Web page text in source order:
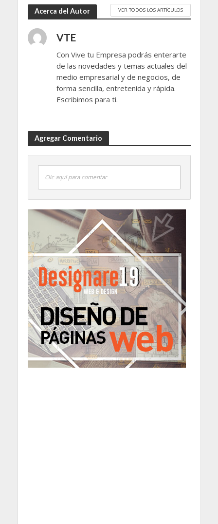
Acerca del Autor VER TODOS LOS ARTÍCULOS
VTE
Con Vive tu Empresa podrás enterarte
de las novedades y temas actuales del
medio empresarial y de negocios, de
forma sencilla, entretenida y rápida.
Escribimos para ti.
Agregar Comentario
Clic aquí para comentar